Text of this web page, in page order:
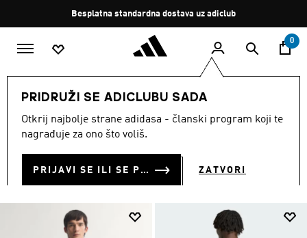
Zaustavi
rotaciju
Besplatna standardna dostava uz adiclub
0
PRIDRUŽI SE ADICLUBU SADA
Otkrij najbolje strane adidasa - članski program koji te
nagrađuje za ono što voliš.
PRIJAVI SE ILI SE PRIDRUŽI SADA ZATVORI
MUŠKARCI Odjeća
ODJEĆA